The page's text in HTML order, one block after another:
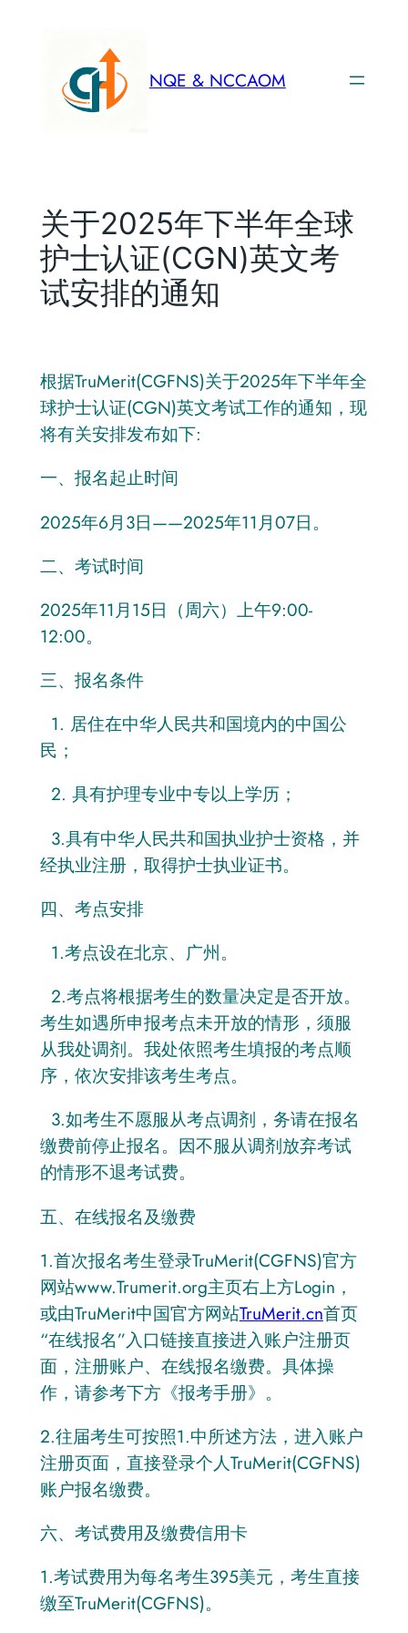
NQE & NCCAOM
关于2025年下半年全球
护士认证(CGN)英文考
试安排的通知
根据TruMerit(CGFNS)关于2025年下半年全
球护士认证(CGN)英文考试工作的通知，现
将有关安排发布如下:
一、报名起止时间
2025年6月3日——2025年11月07日。
二、考试时间
2025年11月15日（周六）上午9:00-
12:00。
三、报名条件
1. 居住在中华人民共和国境内的中国公
民；
2. 具有护理专业中专以上学历；
3.具有中华人民共和国执业护士资格，并
经执业注册，取得护士执业证书。
四、考点安排
1.考点设在北京、广州。
2.考点将根据考生的数量决定是否开放。
考生如遇所申报考点未开放的情形，须服
从我处调剂。我处依照考生填报的考点顺
序，依次安排该考生考点。
3.如考生不愿服从考点调剂，务请在报名
缴费前停止报名。因不服从调剂放弃考试
的情形不退考试费。
五、在线报名及缴费
1.首次报名考生登录TruMerit(CGFNS)官方
网站www.Trumerit.org主页右上方Login，
或由TruMerit中国官方网站TruMerit.cn首页
“在线报名”入口链接直接进入账户注册页
面，注册账户、在线报名缴费。具体操
作，请参考下方《报考手册》​。
2.往届考生可按照1.中所述方法，进入账户
注册页面，直接登录个人TruMerit(CGFNS)
账户报名缴费。
六、考试费用及缴费信用卡
1.考试费用为每名考生395美元，考生直接
缴至TruMerit(CGFNS)。